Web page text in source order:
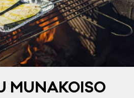
MU­NA­KOI­SO